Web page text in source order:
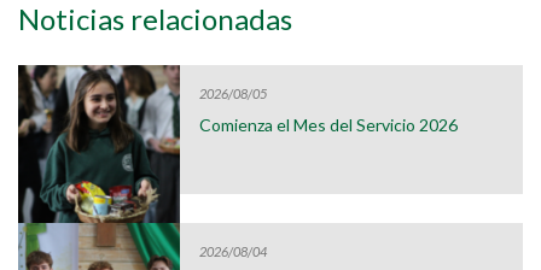
Noticias relacionadas
2026/08/05
Comienza el Mes del Servicio 2026
2026/08/04